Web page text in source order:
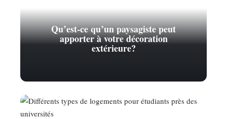
Qu’est-ce qu’un paysagiste peut
apporter à votre décoration
extérieure?